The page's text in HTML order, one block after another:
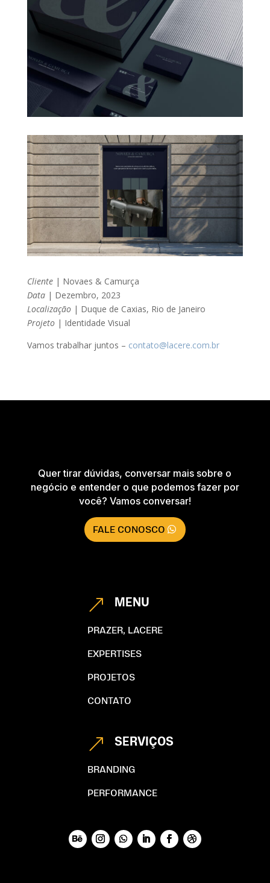
Cliente| Novaes & Camurça
Data| Dezembro, 2023
Localização| Duque de Caxias, Rio de Janeiro
Projeto | Identidade Visual
Vamos trabalhar juntos – contato@lacere.com.br
Quer tirar dúvidas, conversar mais sobre o
negócio e entender o que podemos fazer por
você? Vamos conversar!
FALE CONOSCO
& MENU
PRAZER, LACERE
EXPERTISES
PROJETOS
CONTATO
& SERVIÇOS
BRANDING
PERFORMANCE